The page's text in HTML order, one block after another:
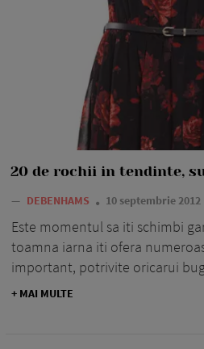
20 de rochii in tendinte,
— DEBENHAMS 10 septembrie 2012
Este momentul sa iti schimbi
toamna iarna iti ofera
important, potrivite oricarui
+ MAI MULTE